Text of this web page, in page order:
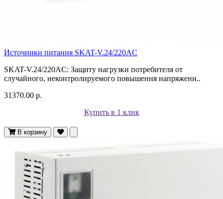
Источники питания SKAT-V.24/220AC
SKAT-V.24/220AC: Защиту нагрузки потребителя от
случайного, неконтролируемого повышения напряжени..
31370.00 р.
Купить в 1 клик
В корзину